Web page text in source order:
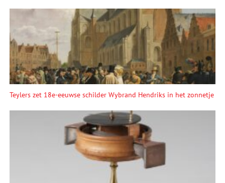
Teylers zet 18e-eeuwse schilder Wybrand Hendriks in het zonnetje